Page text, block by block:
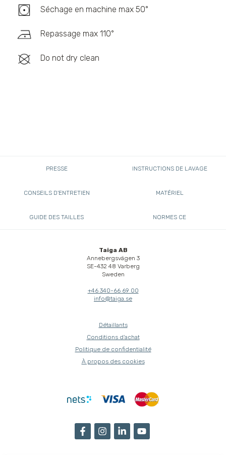
Séchage en machine max 50°
Repassage max 110°
Do not dry clean
PRESSE INSTRUCTIONS DE LAVAGE
CONSEILS D'ENTRETIEN MATÉRIEL
GUIDE DES TAILLES NORMES CE
Taiga AB
Annebergsvägen 3
SE-432 48 Varberg
Sweden
+46 340-66 69 00
info@taiga.se
Détaillants
Conditions d'achat
Politique de confidentialité
À propos des cookies